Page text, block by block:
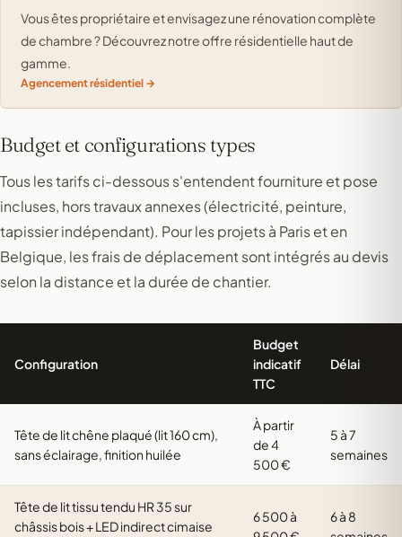
Vous êtes propriétaire et envisagez une rénovation complète
de chambre ? Découvrez notre offre résidentielle haut de
gamme.
Agencement résidentiel
Budget et configurations types
Tous les tarifs ci-dessous s'entendent fourniture et pose
incluses, hors travaux annexes (électricité, peinture,
tapissier indépendant). Pour les projets à Paris et en
Belgique, les frais de déplacement sont intégrés au devis
selon la distance et la durée de chantier.
Configuration
Budget
indicatif
TTC
Délai
Tête de lit chêne plaqué (lit 160 cm),
sans éclairage, finition huilée
À partir
de 4
500 €
5 à 7
semaines
Tête de lit tissu tendu HR 35 sur
châssis bois + LED indirect cimaise
6 500 à
6 à 8